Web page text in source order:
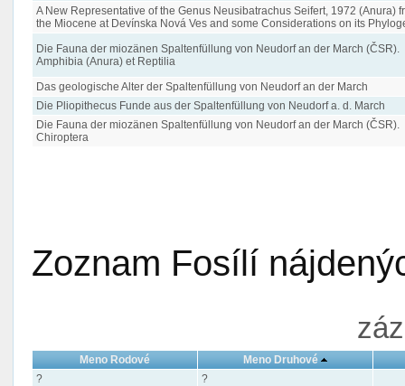
A New Representative of the Genus Neusibatrachus Seifert, 1972 (Anura)
the Miocene at Devínska Nová Ves and some Considerations on its
Die Fauna der miozänen Spaltenfüllung von Neudorf an der March (ČSR).
Amphibia (Anura) et Reptilia
Das geologische Alter der Spaltenfüllung von Neudorf an der March
Die Pliopithecus Funde aus der Spaltenfüllung von Neudorf a. d. March
Die Fauna der miozänen Spaltenfüllung von Neudorf an der March (ČSR).
Chiroptera
Zoznam Fosílí
Meno Rodové
Meno Druhové
?
?